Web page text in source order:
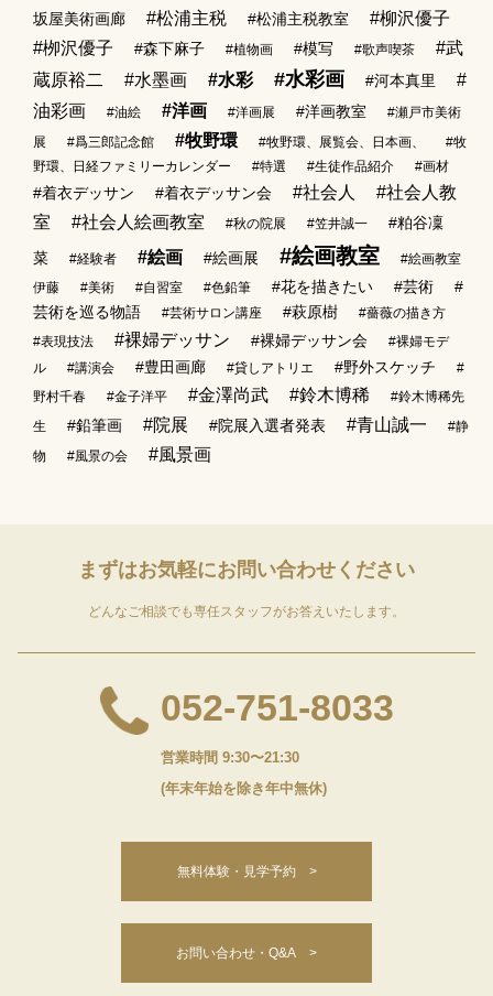
坂屋美術画廊
#松浦主税 #松浦主税教室
#柳沢優子
#栁沢優子
#森下麻子 #植物画 #模写 #歌声喫茶
#武
蔵原裕二
#水墨画 #水彩 #水彩画 #河本真里
#
油彩画
#油絵 #洋画 #洋画展 #洋画教室
#瀬戸市美術
展
#爲三郎記念館 #牧野環 #牧野環、展覧会、日本画、
#牧
野環、日経ファミリーカレンダー
#特選 #生徒作品紹介 #画材
#着衣デッサン #着衣デッサン会 #社会人
#社会人教
室
#社会人絵画教室 #秋の院展 #笠井誠一
#粕谷凜
菜
#経験者 #絵画 #絵画展 #絵画教室
#絵画教室
伊藤
#美術 #自習室 #色鉛筆 #花を描きたい #芸術
#
芸術を巡る物語
#芸術サロン講座 #萩原樹
#薔薇の描き方
#表現技法
#裸婦デッサン #裸婦デッサン会
#裸婦モデ
ル
#講演会 #豊田画廊 #貸しアトリエ #野外スケッチ
#
野村千春
#金子洋平 #金澤尚武 #鈴木博稀
#鈴木博稀先
生
#鉛筆画 #院展 #院展入選者発表 #青山誠一
#静
物
#風景の会 #風景画
まずはお気軽にお問い合わせください
どんなご相談でも専任スタッフがお答えいたします。
052-751-8033
営業時間 9:30〜21:30
(年末年始を除き年中無休)
無料体験・見学予約 >
お問い合わせ・Q&A >